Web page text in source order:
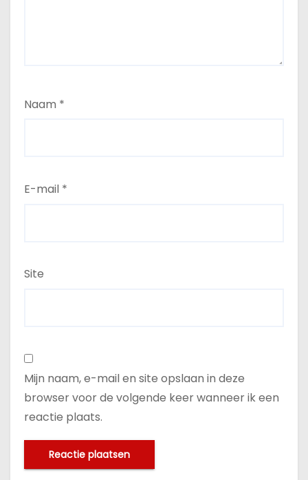
Naam *
E-mail *
Site
Mijn naam, e-mail en site opslaan in deze
browser voor de volgende keer wanneer ik een
reactie plaats.